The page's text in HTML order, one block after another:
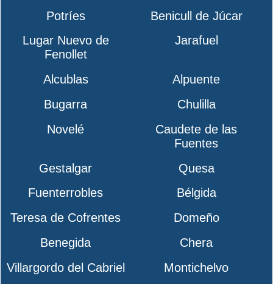
Potríes
Benicull de Júcar
Lugar Nuevo de
Fenollet
Jarafuel
Alcublas
Alpuente
Bugarra
Chulilla
Novelé
Caudete de las
Fuentes
Gestalgar
Quesa
Fuenterrobles
Bélgida
Teresa de Cofrentes
Domeño
Benegida
Chera
Villargordo del Cabriel
Montichelvo